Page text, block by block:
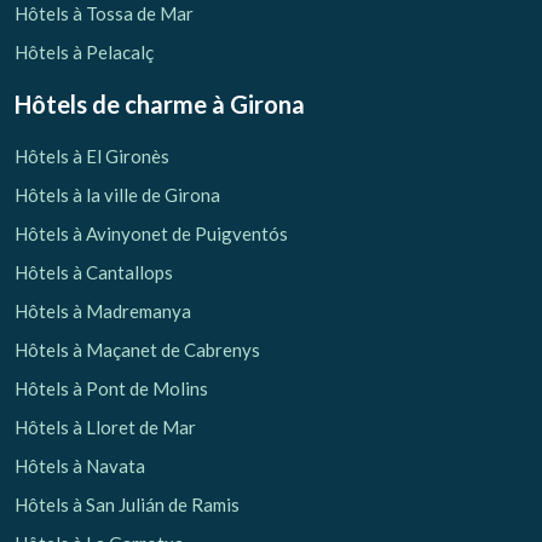
Hôtels à Tossa de Mar
Hôtels à Pelacalç
Hôtels de charme à Girona
Hôtels à El Gironès
Hôtels à la ville de Girona
Hôtels à Avinyonet de Puigventós
Hôtels à Cantallops
Hôtels à Madremanya
Hôtels à Maçanet de Cabrenys
Hôtels à Pont de Molins
Hôtels à Lloret de Mar
Hôtels à Navata
Hôtels à San Julián de Ramis